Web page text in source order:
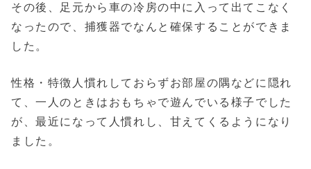
その後、足元から車の冷房の中に入って出てこなく
なったので、捕獲器でなんと確保することができま
した。
性格・特徴人慣れしておらずお部屋の隅などに隠れ
て、一人のときはおもちゃで遊んでいる様子でした
が、最近になって人慣れし、甘えてくるようになり
ました。